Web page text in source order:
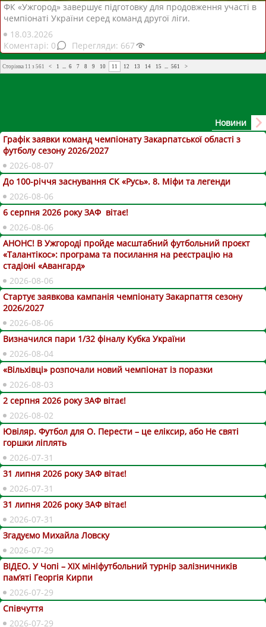
ФК «Ужгород» завершує підготовку для продовження участі в
чемпіонаті України серед команд другої ліги.
18.03.2026
0
667
Сторінка 11 з 561 < 1 6 7 8 9 10 11 12 13 14 15 561 >
Новини
Графік заявки команд чемпіонату Закарпатської області з
футболу сезону 2026/2027
2026-08-07
До 100-річчя заснування СК «Русь». 8. Міфи та легенди
2026-08-06
6 серпня 2026 року ЗАФ вітає!
2026-08-06
АНОНС! В Ужгороді пройде масштабний футбольний проєкт
«Талантікос»: програма та посилання на реєстрацію на
стадіоні «Авангард»
2026-08-06
Стартує заявкова кампанія чемпіонату Закарпаття сезону
2026/2027
2026-08-06
Визначился пари 1/32 фіналу Кубка України
2026-08-04
«Вільхівці» розпочали новий чемпіонат із поразки
2026-08-03
2 серпня 2026 року ЗАФ вітає!
2026-08-02
Ювіляр. Футбол для О. Перести – це еліксир, або Не святі
горшки ліплять
2026-07-31
31 липня 2026 року ЗАФ вітає!
2026-07-31
31 липня 2026 року ЗАФ вітає!
2026-07-31
Згадуємо Михайла Ловску
2026-07-29
ВІДЕО. У Чопі – ХІХ мініфутбольний турнір залізничників
пам’яті Георгія Кирпи
2026-07-29
Співчуття
2026-07-29